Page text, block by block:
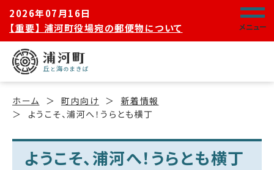
2026年07月16日
【重要】 浦河町役場宛の郵便物について
メニュー
ホーム 町内向け
新着情報
ようこそ、浦河へ！うらとも横丁
ようこそ、浦河へ！うらとも横丁